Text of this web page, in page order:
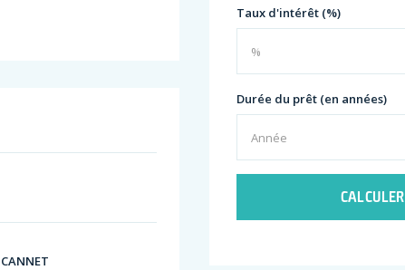
CANNET
Taux d'intérêt (%)
Durée du prêt (en années)
CALCULER